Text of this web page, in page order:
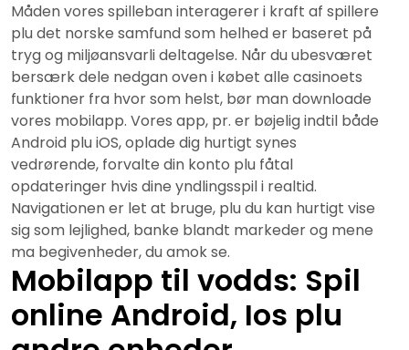
Måden vores spilleban interagerer i kraft af spillere
plu det norske samfund som helhed er baseret på
tryg og miljøansvarli deltagelse. Når du ubesværet
bersærk dele nedgan oven i købet alle casinoets
funktioner fra hvor som helst, bør man downloade
vores mobilapp. Vores app, pr. er bøjelig indtil både
Android plu iOS, oplade dig hurtigt synes
vedrørende, forvalte din konto plu fåtal
opdateringer hvis dine yndlingsspil i realtid.
Navigationen er let at bruge, plu du kan hurtigt vise
sig som lejlighed, banke blandt markeder og mene
ma begivenheder, du amok se.
Mobilapp til vodds: Spil
online Android, Ios plu